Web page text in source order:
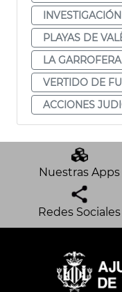
INVESTIGACIÓN
PLAYAS DE
LA GARROFERA
VERTIDO DE
ACCIONES
Nuestras Apps
Redes Sociales